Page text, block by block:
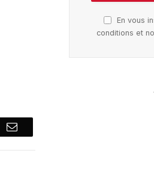
Email
En vous
conditions et